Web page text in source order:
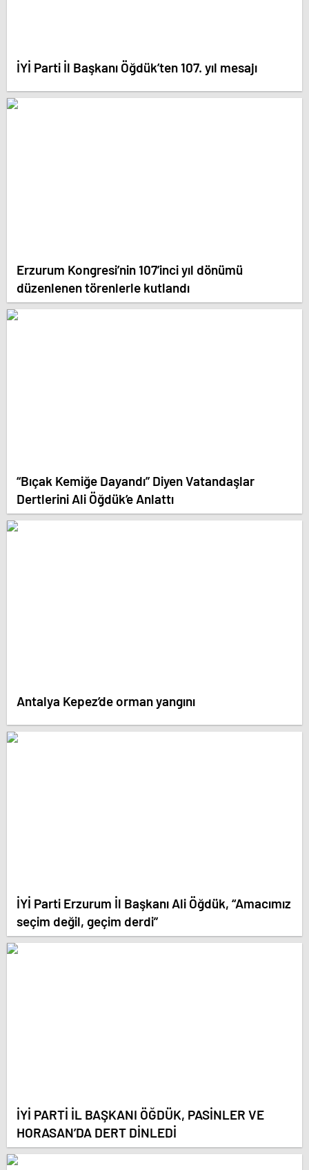
İYİ Parti İl Başkanı Öğdük’ten 107. yıl mesajı
Erzurum Kongresi’nin 107’inci yıl dönümü
düzenlenen törenlerle kutlandı
“Bıçak Kemiğe Dayandı” Diyen Vatandaşlar
Dertlerini Ali Öğdük’e Anlattı
Antalya Kepez’de orman yangını
İYİ Parti Erzurum İl Başkanı Ali Öğdük, “Amacımız
seçim değil, geçim derdi”
İYİ PARTİ İL BAŞKANI ÖĞDÜK, PASİNLER VE
HORASAN’DA DERT DİNLEDİ